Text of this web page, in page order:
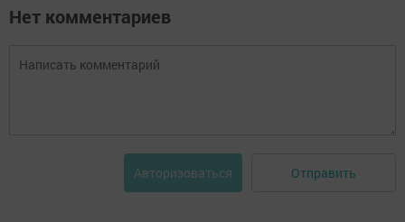
Нет комментариев
Авторизоваться Отправить